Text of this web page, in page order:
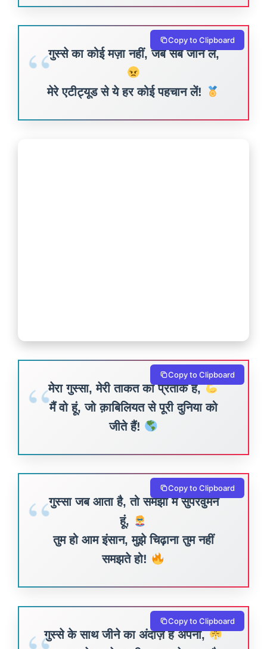
गुस्से का कोई मज़ा नहीं, जब सब जान लें,
मेरे एटीट्यूड से ये हर कोई पहचान लें!
Copy to Clipboard
मेरा गुस्सा, मेरी ताकत का प्रतीक है,
मैं वो हूं, जो क़ाबिलियत से पूरी दुनिया को
जीते हैं!
Copy to Clipboard
गुस्सा जब आता है, तो समझो मैं सुपरवुमन
हूं,
तुम हो आम इंसान, मुझे चिढ़ाना तुम नहीं
समझते हो!
Copy to Clipboard
गुस्से के साथ जीने का अंदाज़ है अपना,
Copy to Clipboard